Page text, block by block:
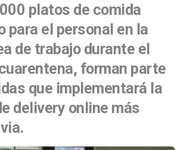
platos de comida
para el personal en la
de trabajo durante el
forman parte
que implementará la
delivery online más